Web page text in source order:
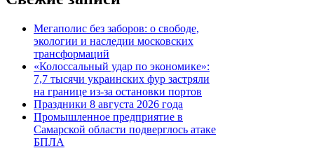
Мегаполис без заборов: о свободе,
экологии и наследии московских
трансформаций
«Колоссальный удар по экономике»:
7,7 тысячи украинских фур застряли
на границе из-за остановки портов
Праздники 8 августа 2026 года
Промышленное предприятие в
Самарской области подверглось атаке
БПЛА